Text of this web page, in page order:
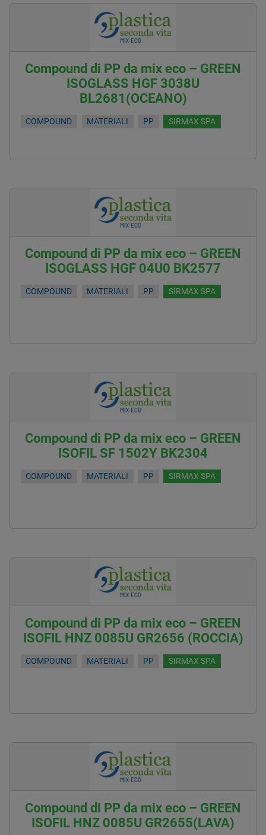
Compound di PP da mix eco – GREEN
ISOGLASS HGF 3038U
BL2681(OCEANO)
COMPOUND MATERIALI PP SIRMAX SPA
Compound di PP da mix eco – GREEN
ISOGLASS HGF 04U0 BK2577
COMPOUND MATERIALI PP SIRMAX SPA
Compound di PP da mix eco – GREEN
ISOFIL SF 1502Y BK2304
COMPOUND MATERIALI PP SIRMAX SPA
Compound di PP da mix eco – GREEN
ISOFIL HNZ 0085U GR2656 (ROCCIA)
COMPOUND MATERIALI PP SIRMAX SPA
Compound di PP da mix eco – GREEN
ISOFIL HNZ 0085U GR2655(LAVA)